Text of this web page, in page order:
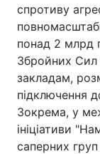
Лонгріди
Відео з Youtube
Інтерв'ю
Архів
Контакти
спротиву
понад 2 млрд
Збройних Сил
закладам,
підключення
Зокрема, у
ініціативи
саперних